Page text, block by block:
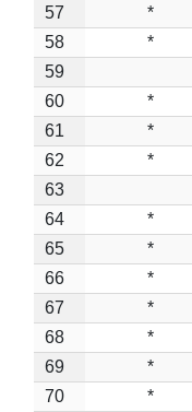
57
*
58
*
59
60
*
61
*
62
*
63
64
*
65
*
66
*
67
*
68
*
69
*
70
*